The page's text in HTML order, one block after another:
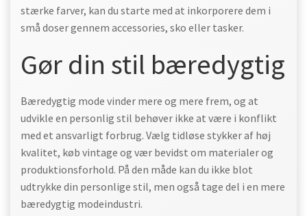
stærke farver, kan du starte med at inkorporere dem i
små doser gennem accessories, sko eller tasker.
Gør din stil bæredygtig
Bæredygtig mode vinder mere og mere frem, og at
udvikle en personlig stil behøver ikke at være i konflikt
med et ansvarligt forbrug. Vælg tidløse stykker af høj
kvalitet, køb vintage og vær bevidst om materialer og
produktionsforhold. På den måde kan du ikke blot
udtrykke din personlige stil, men også tage del i en mere
bæredygtig modeindustri.